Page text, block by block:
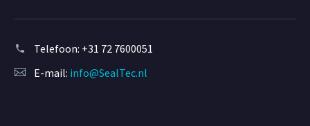
Telefoon: +31 72 7600051
E-mail: info@SealTec.nl